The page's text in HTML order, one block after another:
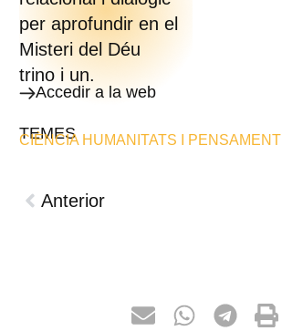
per aprofundir en el
Misteri del Déu
trino i un.
Accedir a la web
TEMES
CIÈNCIA HUMANITATS I PENSAMENT
Anterior